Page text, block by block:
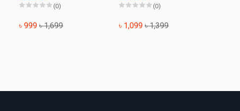
(0)
৳ 999 ৳ 1,699
(0)
৳ 1,099 ৳ 1,399